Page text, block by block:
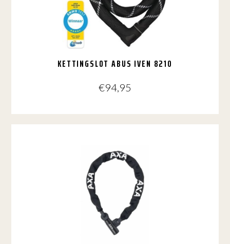
KETTINGSLOT ABUS IVEN 8210
€94,95